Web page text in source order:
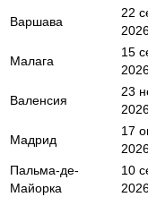
Варшава
22
Малага
15
Валенсия
23
Мадрид
17
Пальма-де-
Майорка
10